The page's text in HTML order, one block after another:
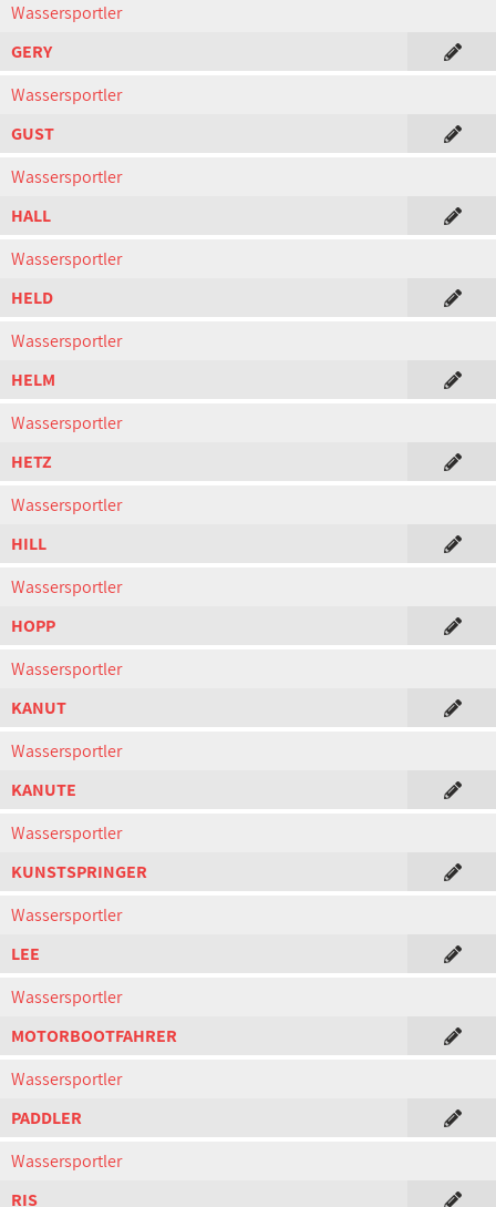
Wassersportler
GERY
Wassersportler
GUST
Wassersportler
HALL
Wassersportler
HELD
Wassersportler
HELM
Wassersportler
HETZ
Wassersportler
HILL
Wassersportler
HOPP
Wassersportler
KANUT
Wassersportler
KANUTE
Wassersportler
KUNSTSPRINGER
Wassersportler
LEE
Wassersportler
MOTORBOOTFAHRER
Wassersportler
PADDLER
Wassersportler
RIS